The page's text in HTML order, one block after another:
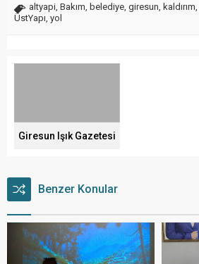
altyapi Bakım belediye giresun kaldırım
ÜstYapı yol
Giresun Işık Gazetesi
Benzer Konular